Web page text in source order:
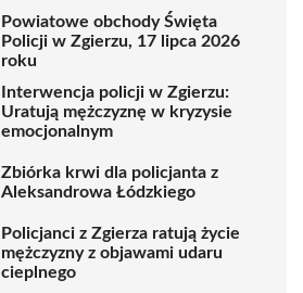
Powiatowe obchody Święta
Policji w Zgierzu, 17 lipca 2026
roku
Interwencja policji w Zgierzu:
Uratują mężczyznę w kryzysie
emocjonalnym
Zbiórka krwi dla policjanta z
Aleksandrowa Łódzkiego
Policjanci z Zgierza ratują życie
mężczyzny z objawami udaru
cieplnego